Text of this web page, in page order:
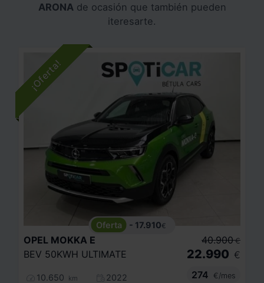
ARONA de ocasión que también pueden
iteresarte.
- 17.910€
OPEL MOKKA E
BEV 50KWH ULTIMATE
10.650 km
2022
40.900 €
22.990 €
274
€/mes